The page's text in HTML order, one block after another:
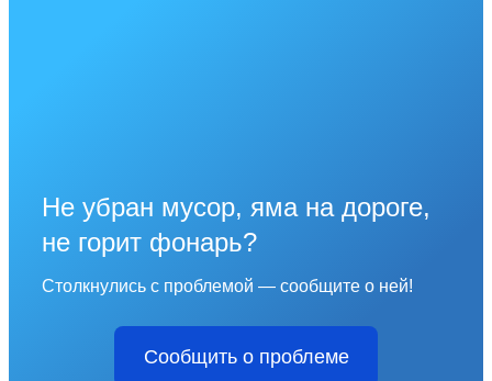
Не убран мусор, яма на дороге,
не горит фонарь?
Столкнулись с проблемой — сообщите о ней!
Сообщить о проблеме